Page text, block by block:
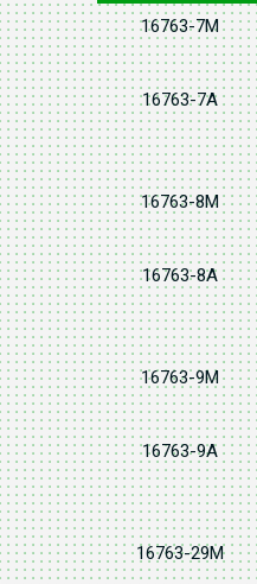
16763-7M
16763-7A
16763-8M
16763-8A
16763-9M
16763-9A
16763-29M